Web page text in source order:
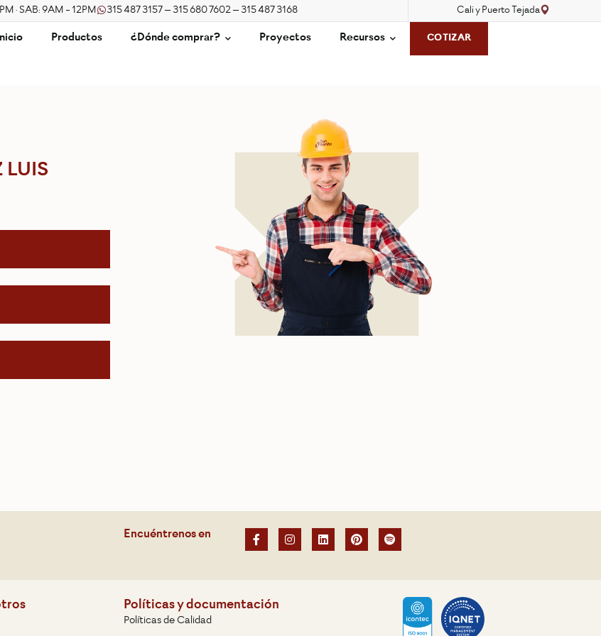
· SAB: 9AM - 12PM 315 487 3157 – 315 680 7602 – 315 487 3168 Cali y Puerto Tejada
Productos ¿Dónde comprar? Proyectos Recursos COTIZAR
Encuéntrenos en
Políticas y documentación
Políticas de Calidad